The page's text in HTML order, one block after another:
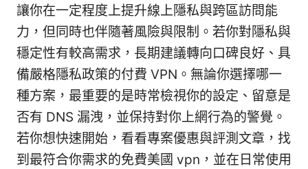
讓你在一定程度上提升線上隱私與跨區訪問能
力，但同時也伴隨著風險與限制。若你對隱私與
穩定性有較高需求，長期建議轉向口碑良好、具
備嚴格隱私政策的付費 VPN。無論你選擇哪一
種方案，最重要的是時常檢視你的設定、留意是
否有 DNS 漏洩，並保持對你上網行為的警覺。
若你想快速開始，看看專案優惠與評測文章，找
到最符合你需求的免費美國 vpn，並在日常使用